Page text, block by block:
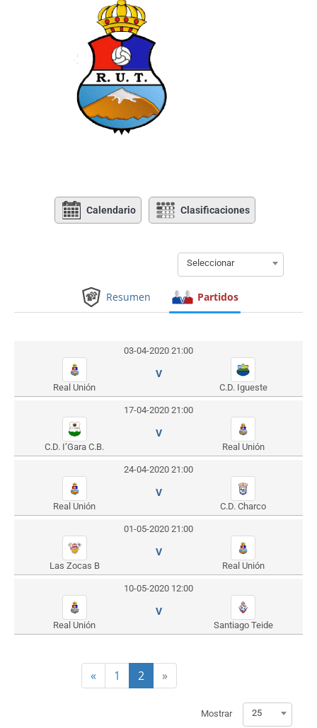
Calendario Clasificaciones
Seleccionar
Resumen Partidos
03-04-2020 21:00
Real Unión
V
C.D. Igueste
17-04-2020 21:00
C.D. I’Gara C.B.
V
Real Unión
24-04-2020 21:00
Real Unión
V
C.D. Charco
01-05-2020 21:00
Las Zocas B
V
Real Unión
10-05-2020 12:00
Real Unión
V
Santiago Teide
« 1 2 »
Mostrar 25